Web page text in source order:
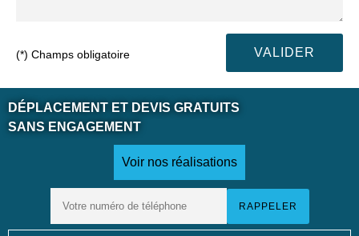
(*) Champs obligatoire
DÉPLACEMENT ET DEVIS GRATUITS
SANS ENGAGEMENT
Voir nos réalisations